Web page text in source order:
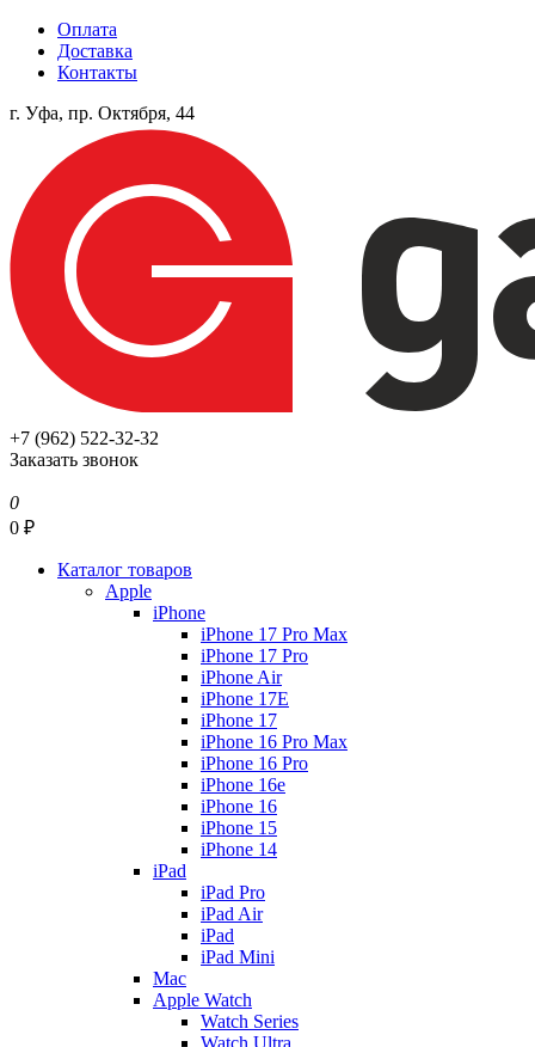
Оплата
Доставка
Контакты
г. Уфа, пр. Октября, 44
+7 (962) 522-32-32
Заказать звонок
0
0 ₽
Каталог товаров
Apple
iPhone
iPhone 17 Pro Max
iPhone 17 Pro
iPhone Air
iPhone 17E
iPhone 17
iPhone 16 Pro Max
iPhone 16 Pro
iPhone 16e
iPhone 16
iPhone 15
iPhone 14
iPad
iPad Pro
iPad Air
iPad
iPad Mini
Mac
Apple Watch
Watch Series
Watch Ultra